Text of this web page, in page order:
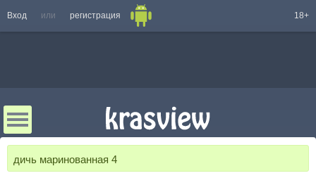
Вход или регистрация 18+
дичь маринованная 4